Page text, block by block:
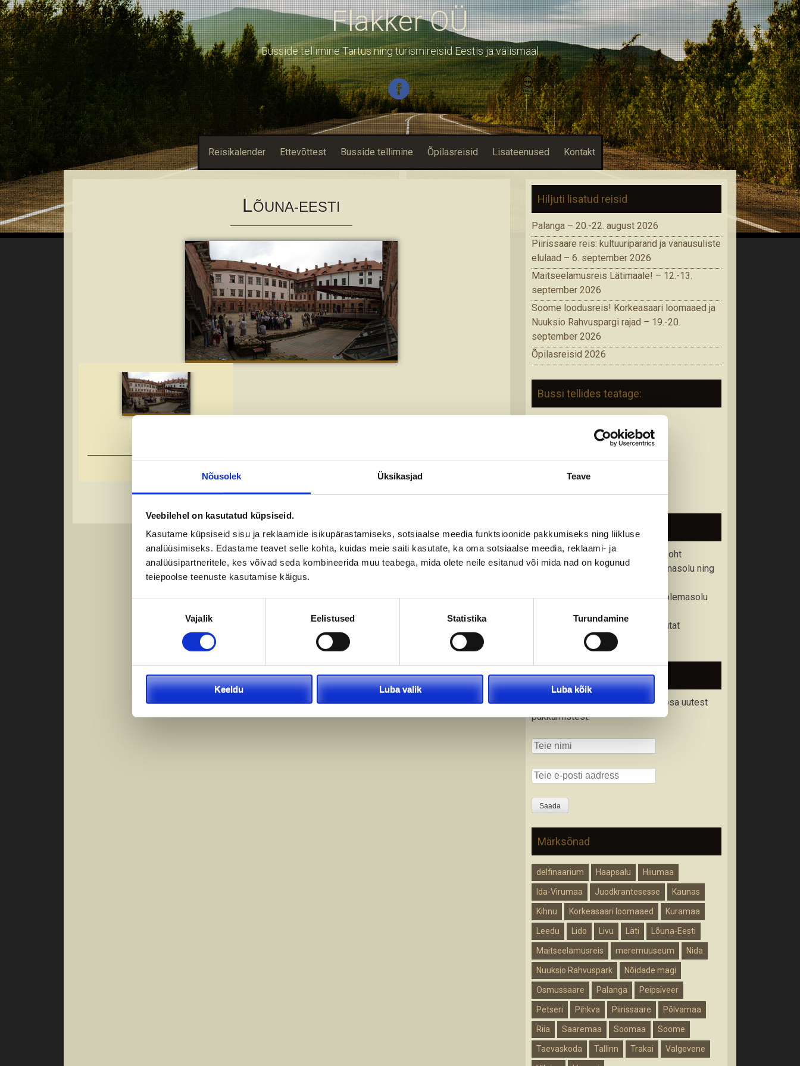
Nõusolek Üksikasjad Teave
Veebilehel on kasutatud küpsiseid.
Kasutame küpsiseid sisu ja reklaamide isikupärastamiseks, sotsiaalse meedia funktsioonide pakkumiseks ning liikluse
analüüsimiseks. Edastame teavet selle kohta, kuidas meie saiti kasutate, ka oma sotsiaalse meedia, reklaami- ja
analüüsipartneritele, kes võivad seda kombineerida muu teabega, mida olete neile esitanud või mida nad on kogunud
teiepoolse teenuste kasutamise käigus.
Vajalik Eelistused Statistika Turundamine
Keeldu Luba valik Luba kõik
Flakker OÜ
Busside tellimine Tartus ning turismireisid Eestis ja välismaal
Reisikalender Ettevõttest Busside tellimine Õpilasreisid Lisateenused Kontakt
LÕUNA-EESTI Hiljuti lisatud reisid
Palanga – 20.-22. august 2026
Piirissaare reis: kultuuripärand ja vanausuliste
elulaad – 6. september 2026
Maitseelamusreis Lätimaale! – 12.-13.
september 2026
Soome loodusreis! Korkeasaari loomaaed ja
Nuuksio Rahvuspargi rajad – 19.-20.
september 2026
Õpilasreisid 2026
Bussi tellides teatage:
• Soovitud reisi kuupäevad
• Reisi iseloom
• Reisijate sihtgrupp
• Muud omapoolsed soovid
Soovitused reisijale:
• Kontrollige üle väljumisaeg ja -koht
• Kontrollige reisidokumendi olemasolu ning
• Kontrollige tervisekindlustuse olemasolu
• Varuge kaasa vastava riigi valuutat
• Tutvuge reisitingimustega
Liitu uudiskirjaga
Liitu meie uudiskirjaga ning saa osa uutest
pakkumistest.
Märksõnad
delfinaarium Haapsalu Hiiumaa
Ida-Virumaa Juodkrantesesse Kaunas
Kihnu Korkeasaari loomaaed Kuramaa
Leedu Lido Livu Läti Lõuna-Eesti
Maitseelamusreis meremuuseum Nida
Nuuksio Rahvuspark Nõidade mägi
Osmussaare Palanga Peipsiveer
Petseri Pihkva Piirissaare Põlvamaa
Riia Saaremaa Soomaa Soome
Taevaskoda Tallinn Trakai Valgevene